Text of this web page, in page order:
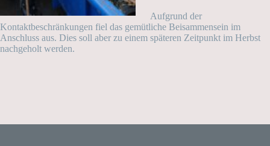
Aufgrund der
Kontaktbeschränkungen fiel das gemütliche Beisammensein im
Anschluss aus. Dies soll aber zu einem späteren Zeitpunkt im Herbst
nachgeholt werden.